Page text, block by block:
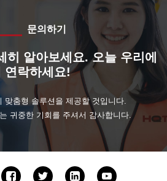
문의하기
히 알아보세요. 오늘 우리에
연락하세요!
맞춤형 솔루션을 제공할 것입니다.
귀중한 기회를 주셔서 감사합니다.